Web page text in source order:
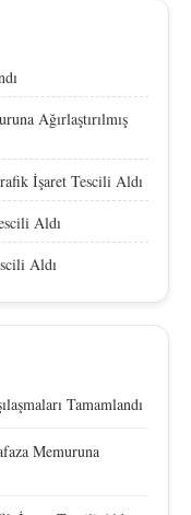
Ağırlaştırılmış
İşaret Tescili Aldı
Aldı
Aldı
Tamamlandı
Memuruna